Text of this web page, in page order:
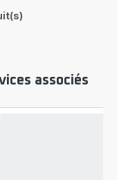
associés